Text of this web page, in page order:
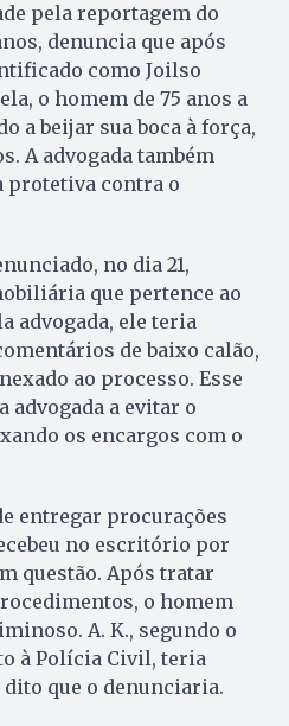
pela reportagem do
denuncia que após
como Joilso
o homem de 75 anos a
a beijar sua boca à força,
A advogada também
protetiva contra o
no dia 21,
que pertence ao
advogada, ele teria
de baixo calão,
ao processo. Esse
advogada a evitar o
os encargos com o
entregar procurações
no escritório por
questão. Após tratar
o homem
A. K., segundo o
à Polícia Civil, teria
que o denunciaria.